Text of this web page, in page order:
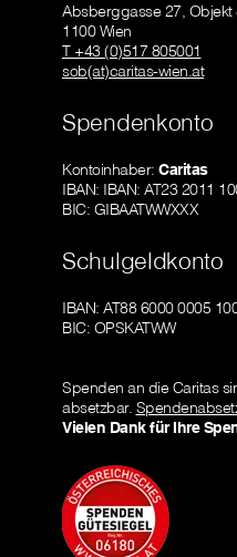
Absberggasse 27, Objekt
1100 Wien
T +43 (0)517 805001
sob(at)caritas-wien.at
Spendenkonto
Kontoinhaber: Caritas
IBAN: IBAN: AT23 2011
BIC: GIBAATWWXXX
Schulgeldkonto
IBAN: AT88 6000 0005
BIC: OPSKATWW
Spenden an die Caritas
absetzbar.
Vielen Dank für Ihre